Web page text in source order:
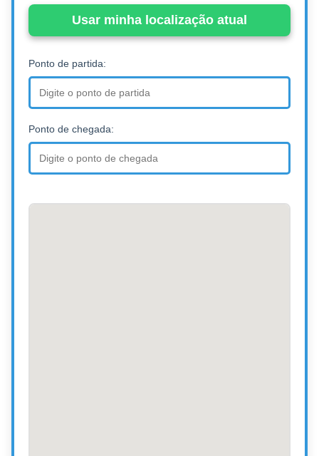
Usar minha localização atual
Ponto de partida:
Ponto de chegada: